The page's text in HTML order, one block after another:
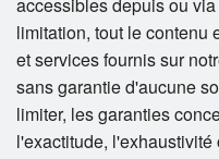
accessibles depuis ou
limitation, tout le contenu
et services fournis sur
sans garantie d'aucune
limiter, les garanties
l'exactitude,